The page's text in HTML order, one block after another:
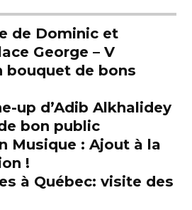
de Dominic et
George – V
bouquet de bons
up d’Adib Alkhalidey
bon public
Musique : Ajout à la
!
à Québec: visite des